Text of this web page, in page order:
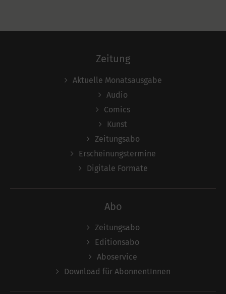
Zeitung
Aktuelle Monatsausgabe
Audio
Comics
Kunst
Zeitungsabo
Erscheinungstermine
Digitale Formate
Abo
Zeitungsabo
Editionsabo
Aboservice
Download für AbonnentInnen